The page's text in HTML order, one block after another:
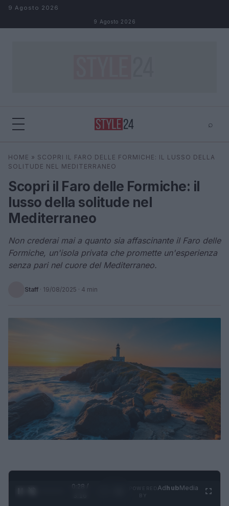
Salta al contenuto
9 Agosto 2026
9 Agosto 2026
⌕
Cerca ⌕ ×
HOME » SCOPRI IL FARO DELLE FORMICHE: IL LUSSO DELLA
SOLITUDE NEL MEDITERRANEO
Scopri il Faro delle Formiche: il
lusso della solitude nel
Mediterraneo
Non crederai mai a quanto sia affascinante il Faro delle
Formiche, un'isola privata che promette un'esperienza
senza pari nel cuore del Mediterraneo.
Staff · 19/08/2025 · 4 min
0:29 /
AdhubMedia